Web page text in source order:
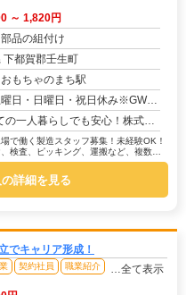
～ 1,820円
品の組付け
下都賀郡壬生町
おもちゃのまち駅
・日曜日・祝日休み※GW・夏季・年末年始休暇あり※日勤専属
も安心！株式会社京栄センターで新しい一歩を踏み出してみませんか？☆充実の寮生活で心強いスタート...
で働く製造スタッフ募集！未経験OK！
査、ピッキング、運搬など、複数の
詳細を見る
でキャリア形成！
契約社員 職業紹介 …全て表示